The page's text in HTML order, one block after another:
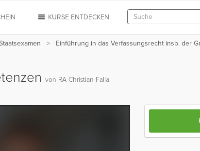
KURSE ENTDECKEN
Einführung in das Verfassungsrecht insb. der
von RA Christian Falla